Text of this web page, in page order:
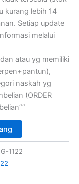
kurang lebih 14
Setiap update
melalui
atau yg memiliki
naskah yg
(ORDER
1122